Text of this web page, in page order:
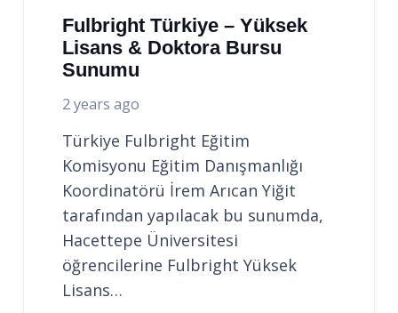
Fulbright Türkiye – Yüksek
Lisans & Doktora Bursu
Sunumu
2 years ago
Türkiye Fulbright Eğitim
Komisyonu Eğitim Danışmanlığı
Koordinatörü İrem Arıcan Yiğit
tarafından yapılacak bu sunumda,
Hacettepe Üniversitesi
öğrencilerine Fulbright Yüksek
Lisans…